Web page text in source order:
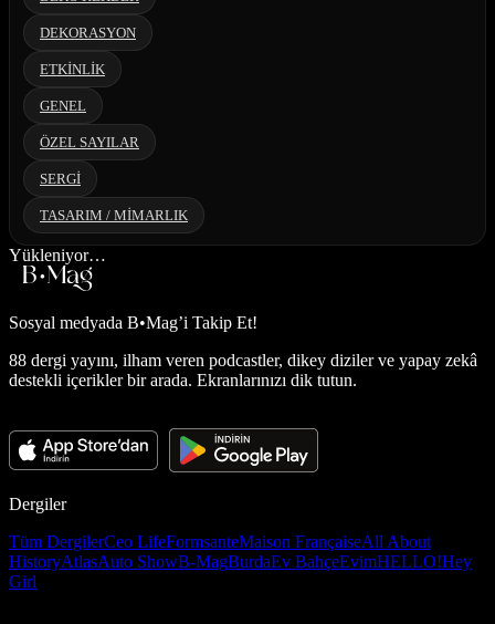
DEKORASYON
ETKİNLİK
GENEL
ÖZEL SAYILAR
SERGİ
TASARIM / MİMARLIK
Yükleniyor…
Sosyal medyada B•Mag’i Takip Et!
88 dergi yayını, ilham veren podcastler, dikey diziler ve yapay zekâ
destekli içerikler bir arada. Ekranlarınızı dik tutun.
Dergiler
Tüm DergilerCeo LifeFormsanteMaison FrançaiseAll About
HistoryAtlasAuto ShowB-MagBurdaEv BahçeEvimHELLO!Hey
Girl